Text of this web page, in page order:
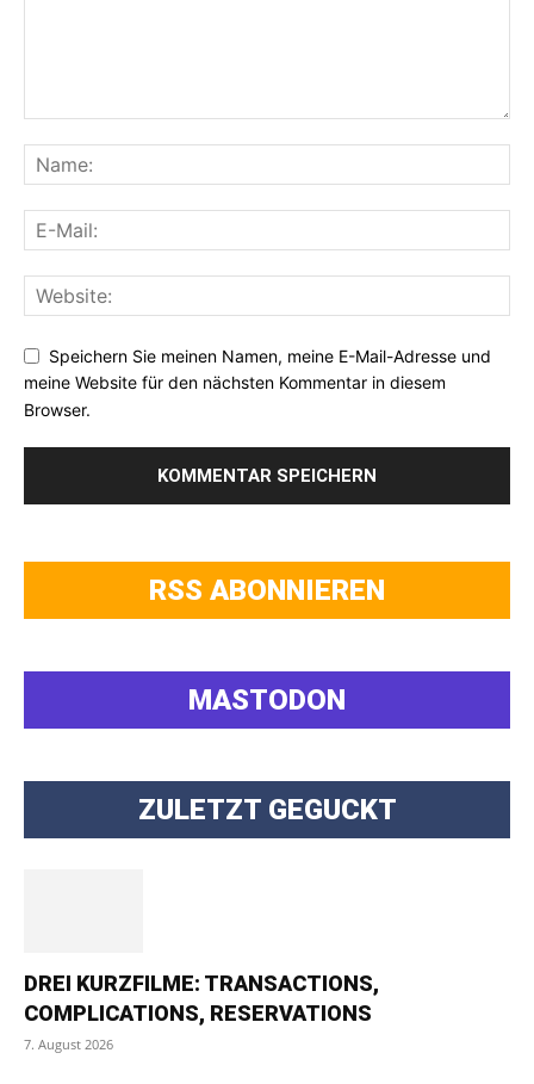
Speichern Sie meinen Namen, meine E-Mail-Adresse und
meine Website für den nächsten Kommentar in diesem
Browser.
RSS ABONNIEREN
MASTODON
ZULETZT GEGUCKT
DREI KURZFILME: TRANSACTIONS,
COMPLICATIONS, RESERVATIONS
7. August 2026